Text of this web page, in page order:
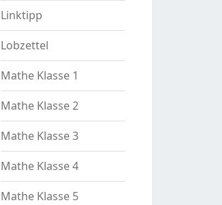
Linktipp
Lobzettel
Mathe Klasse 1
Mathe Klasse 2
Mathe Klasse 3
Mathe Klasse 4
Mathe Klasse 5